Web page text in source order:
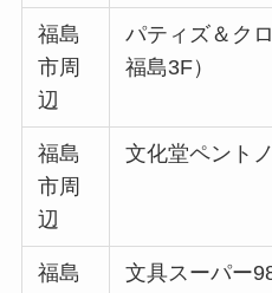
福島
市周
辺
パティズ＆ク
福島3F）
福島
市周
辺
文化堂ペント
福島
文具スーパー